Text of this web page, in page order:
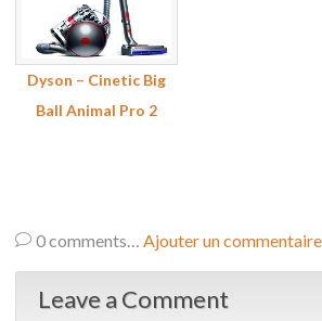
Dyson – Cinetic Big
Ball Animal Pro 2
0comments… Ajouter un commentaire
Leave a Comment